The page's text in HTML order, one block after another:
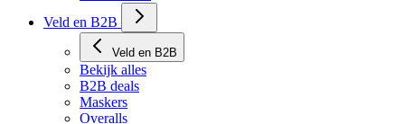
Veld en B2B
Veld en B2B
Bekijk alles
B2B deals
Maskers
Overalls